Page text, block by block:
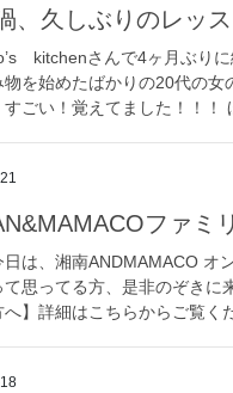
、久しぶりのレッ
kitchenさんで4ヶ月ぶり
物を始めたばかりの20代の
すごい！覚えてました！！！
ファミ
日は、湘南ANDMAMACO オ
て思ってる方、是非のぞきに
へ】詳細はこちらからご覧く